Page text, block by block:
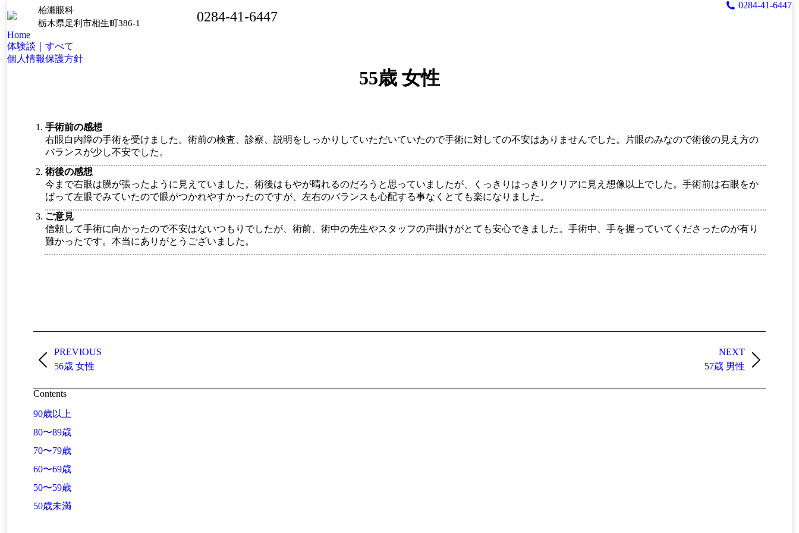
0284-41-6447
柏瀬眼科
栃木県足利市相生町386-1
0284-41-6447
Home
体験談｜すべて
個人情報保護方針
55歳 女性
手術前の感想
右眼白内障の手術を受けました。術前の検査、診察、説明をしっかりしていただいていたので手術に対しての不安はありませんでした。片眼のみなので術後の見え方の
バランスが少し不安でした。
術後の感想
今まで右眼は膜が張ったように見えていました。術後はもやが晴れるのだろうと思っていましたが、くっきりはっきりクリアに見え想像以上でした。手術前は右眼をか
ばって左眼でみていたので眼がつかれやすかったのですが、左右のバランスも心配する事なくとても楽になりました。
ご意見
信頼して手術に向かったので不安はないつもりでしたが、術前、術中の先生やスタッフの声掛けがとても安心できました。手術中、手を握っていてくださったのが有り
難かったです。本当にありがとうございました。
navigation
PREVIOUS
Previous
56歳 女性
NEXT
57歳 男性
Contents
90歳以上
80〜89歳
70〜79歳
60〜69歳
50〜59歳
50歳未満